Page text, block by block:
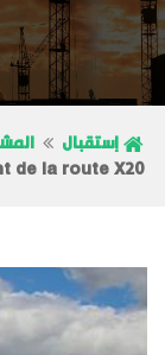
إستقبال
de la route X20